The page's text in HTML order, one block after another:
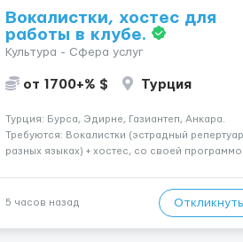
Вокалистки, хостес для
работы в клубе.
Культура - Сфера услуг
от 1700+% $ Турция
Турция: Бурса, Эдирне, Газиантеп, Анкара.
Требуются: Вокалистки (эстрадный
разных языках) + хостеc, со своей
трех месяцев. Мед. страховка. Высокая
5 часов назад